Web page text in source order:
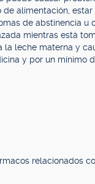
alimentación,
de abstinencia u
mientras está
la leche materna y
y por un mínimo
relacionados